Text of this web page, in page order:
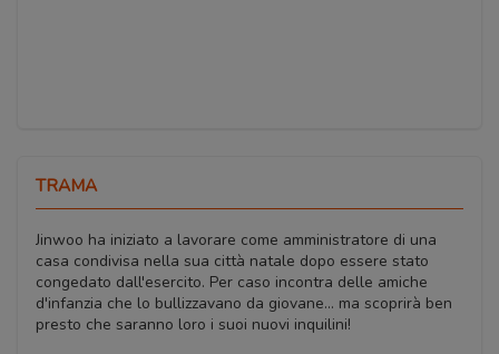
TRAMA
Jinwoo ha iniziato a lavorare come amministratore di una
casa condivisa nella sua città natale dopo essere stato
congedato dall'esercito. Per caso incontra delle amiche
d'infanzia che lo bullizzavano da giovane... ma scoprirà ben
presto che saranno loro i suoi nuovi inquilini!